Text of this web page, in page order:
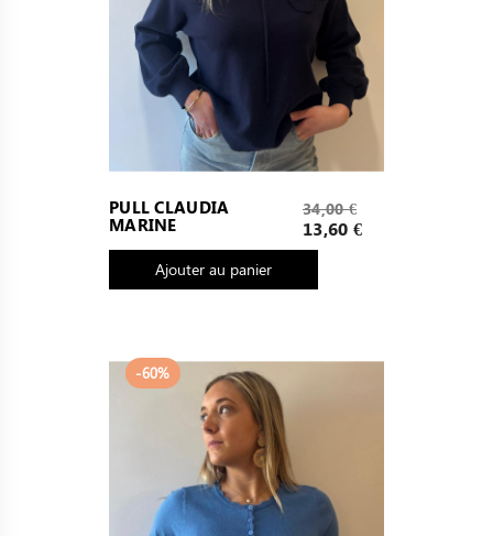
PULL CLAUDIA
MARINE
Prix
de
base
34,00 €
Prix
13,60 €
Ajouter au panier
-60%